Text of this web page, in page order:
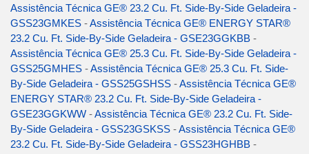
Assistência Técnica GE® 23.2 Cu. Ft. Side-By-Side Geladeira -
GSS23GMKES -Assistência Técnica GE® ENERGY STAR®
23.2 Cu. Ft. Side-By-Side Geladeira - GSE23GGKBB -
Assistência Técnica GE® 25.3 Cu. Ft. Side-By-Side Geladeira -
GSS25GMHES -Assistência Técnica GE® 25.3 Cu. Ft. Side-
By-Side Geladeira - GSS25GSHSS -Assistência Técnica GE®
ENERGY STAR® 23.2 Cu. Ft. Side-By-Side Geladeira -
GSE23GGKWW -Assistência Técnica GE® 23.2 Cu. Ft. Side-
By-Side Geladeira - GSS23GSKSS -Assistência Técnica GE®
23.2 Cu. Ft. Side-By-Side Geladeira - GSS23HGHBB -